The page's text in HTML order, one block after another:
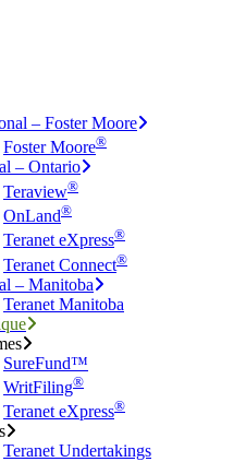
– Foster Moore
Foster Moore®
– Ontario
Teraview®
OnLand®
Teranet eXpress®
Teranet Connect®
– Manitoba
Teranet Manitoba
SureFund™
WritFiling®
Teranet eXpress®
Teranet Undertakings